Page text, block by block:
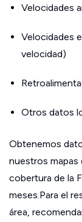
Velocidades
Velocidades
velocidad)
Otros datos
Obtenemos
nuestros mapas
cobertura de la
meses.Para el
área,